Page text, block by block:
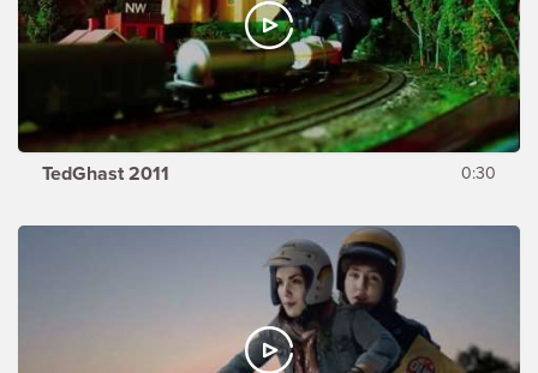
TedGhast 2011 0:30